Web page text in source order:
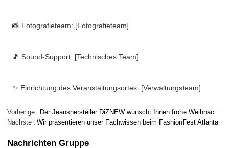
📸 Fotografieteam: [Fotografieteam]
🎵 Sound-Support: [Technisches Team]
✨ Einrichtung des Veranstaltungsortes: [Verwaltungsteam]
Vorherige
Der Jeanshersteller DiZNEW wünscht Ihnen frohe Weihnachten
Nächste
Wir präsentieren unser Fachwissen beim FashionFest Atlanta
Nachrichten Gruppe